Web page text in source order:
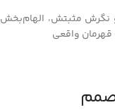
و نگرش مثبتش، الهام‌بخش
قهرمان واقعی